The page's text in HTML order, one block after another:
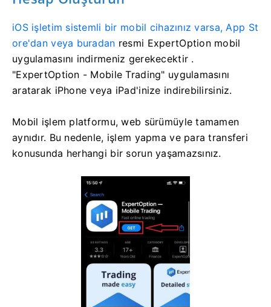
iOS işletim sistemli bir mobil cihazınız varsa, App St
ore'dan veya buradan resmi ExpertOption mobil
uygulamasını indirmeniz gerekecektir .
"ExpertOption - Mobile Trading" uygulamasını
aratarak iPhone veya iPad'inize indirebilirsiniz.
Mobil işlem platformu, web sürümüyle tamamen
aynıdır. Bu nedenle, işlem yapma ve para transferi
konusunda herhangi bir sorun yaşamazsınız.